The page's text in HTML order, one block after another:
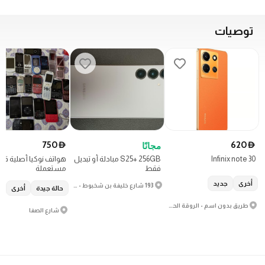
توصيات
D
620
Infinix note 30
أخرى جديد
مجانًا
S25+ 256GB مبادلة أو تبديل
فقط
D
750
هواتف نوكيا أصلية
مستعملة
حالة جيدة أخرى
شارع الصفا